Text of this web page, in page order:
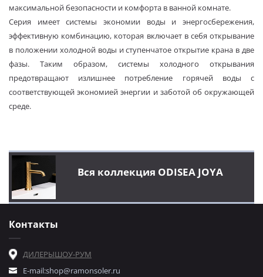
Вся коллекция ODISEA JOYA
максимальной безопасности и комфорта в ванной комнате.
Серия имеет системы экономии воды и энергосбережения,
эффективную комбинацию, которая включает в себя открывание
в положении холодной воды и ступенчатое открытие крана в две
фазы. Таким образом, системы холодного открывания
предотвращают излишнее потребление горячей воды с
соответствующей экономией энергии и заботой об окружающей
среде.
Контакты
ДИЛЕРЫШОУ-РУМ
E-mail:shop@ramonsoler.ru